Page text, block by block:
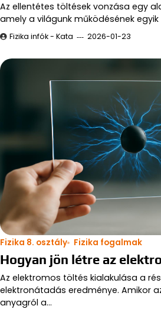
Az ellentétes töltések vonzása egy
amely a világunk működésének egyik
Fizika infók - Kata 2026-01-23
Fizika 8. osztály Fizika fogalmak
Hogyan jön létre az
Az elektromos töltés kialakulása a
elektronátadás eredménye. Amikor
anyagról a…